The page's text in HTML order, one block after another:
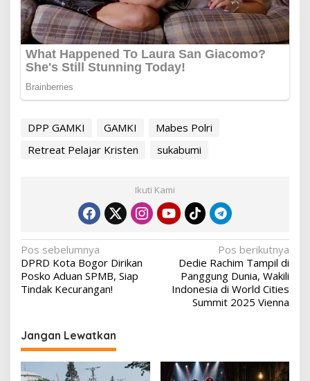
DPP GAMKI GAMKI
Mabes Polri
Retreat Pelajar Kristen
sukabumi
Ikuti Kami
Navigasi
pos
Pos sebelumnya
DPRD Kota Bogor Dirikan
Posko Aduan SPMB, Siap
Tindak Kecurangan!
Pos berikutnya
Dedie Rachim Tampil di
Panggung Dunia, Wakili
Indonesia di World Cities
Summit 2025 Vienna
Jangan Lewatkan